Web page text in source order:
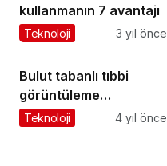
kullanmanın 7 avantajı
Teknoloji 3 yıl önce
Bulut tabanlı tıbbi
görüntüleme
uygulamaları verimliliği
Teknoloji 4 yıl önce